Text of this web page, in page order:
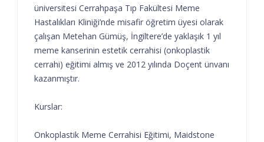
üniversitesi Cerrahpaşa Tıp Fakültesi Meme
Hastalıkları Kliniği’nde misafir öğretim üyesi olarak
çalışan Metehan Gümüş, İngiltere’de yaklaşık 1 yıl
meme kanserinin estetik cerrahisi (onkoplastik
cerrahi) eğitimi almış ve 2012 yılında Doçent ünvanı
kazanmıştır.
Kurslar:
Onkoplastik Meme Cerrahisi Eğitimi, Maidstone